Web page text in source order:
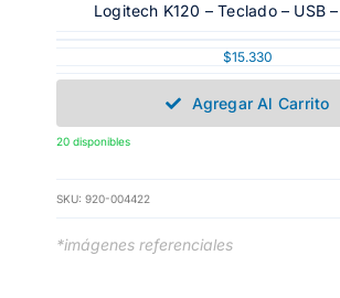
Logitech K120 – Teclado – USB
$15.330
Agregar Al Carrito
20 disponibles
SKU: 920-004422
*imágenes referenciales